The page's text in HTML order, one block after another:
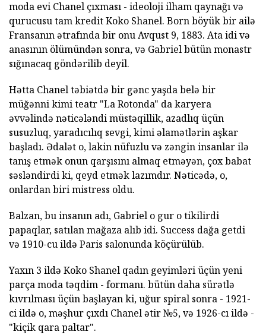
moda evi Chanel çıxması - ideoloji ilham qaynağı və
qurucusu tam kredit Koko Shanel. Born böyük bir ailə
Fransanın ətrafında bir onu Avqust 9, 1883. Ata idi və
anasının ölümündən sonra, və Gabriel bütün monastr
sığınacaq göndərilib deyil.
Hətta Chanel təbiətdə bir gənc yaşda belə bir
müğənni kimi teatr "La Rotonda" da karyera
əvvəlində nəticələndi müstəqillik, azadlıq üçün
susuzluq, yaradıcılıq sevgi, kimi əlamətlərin aşkar
başladı. Ədalət o, lakin nüfuzlu və zəngin insanlar ilə
tanış etmək onun qarşısını almaq etməyən, çox babat
səsləndirdi ki, qeyd etmək lazımdır. Nəticədə, o,
onlardan biri mistress oldu.
Balzan, bu insanın adı, Gabriel o gur o tikilirdi
papaqlar, satılan mağaza alıb idi. Success dağa getdi
və 1910-cu ildə Paris salonunda köçürülüb.
Yaxın 3 ildə Koko Shanel qadın geyimləri üçün yeni
parça moda təqdim - formanı. bütün daha sürətlə
kıvrılması üçün başlayan ki, uğur spiral sonra - 1921-
ci ildə o, məşhur çıxdı Chanel ətir №5, və 1926-cı ildə -
"kiçik qara paltar".